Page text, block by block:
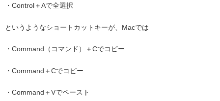
・Control＋Aで全選択
というようなショートカットキーが、Macでは
・Command（コマンド）＋Cでコピー
・Command＋Cでコピー
・Command＋Vでペースト